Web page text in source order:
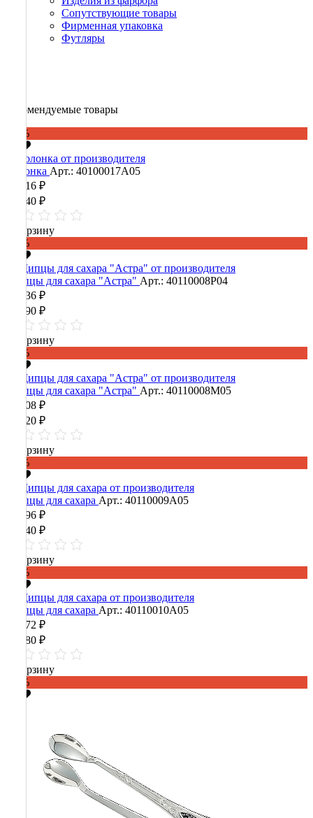
Сопутствующие товары
Фирменная упаковка
Футляры
Рекомендуемые товары
-60%
Солонка Арт.: 40100017А05
25 216 ₽
63 040 ₽
В корзину
-60%
Щипцы для сахара "Астра" Арт.: 40110008Р04
16 436 ₽
41 090 ₽
В корзину
-60%
Щипцы для сахара "Астра" Арт.: 40110008М05
13 008 ₽
32 520 ₽
В корзину
-60%
Щипцы для сахара Арт.: 40110009А05
14 096 ₽
35 240 ₽
В корзину
-60%
Щипцы для сахара Арт.: 40110010А05
13 672 ₽
34 180 ₽
В корзину
-60%